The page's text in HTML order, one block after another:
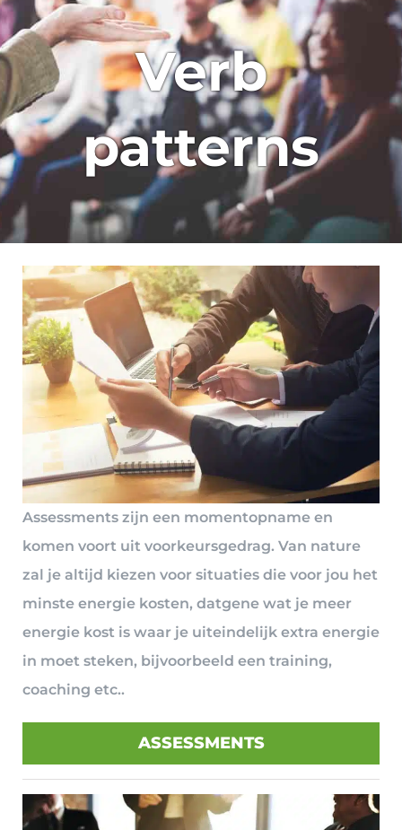
Verb
patterns
Assessments zijn een momentopname en
komen voort uit voorkeursgedrag. Van nature
zal je altijd kiezen voor situaties die voor jou het
minste energie kosten, datgene wat je meer
energie kost is waar je uiteindelijk extra energie
in moet steken, bijvoorbeeld een training,
coaching etc..
ASSESSMENTS